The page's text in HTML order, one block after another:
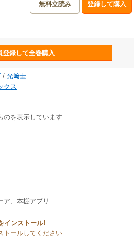
無料立読み 登録して購入
登録して全巻購入
/ 光﨑圭
クス
のを表示しています
ア、本棚アプリ
インストール!
トールしてください